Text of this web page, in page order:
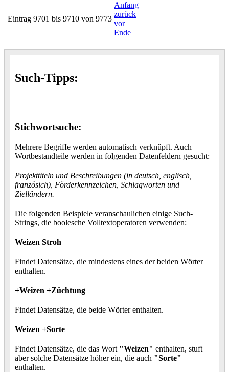
Eintrag 9701 bis 9710 von 9773
Anfang
zurück
vor
Ende
Such-Tipps:
Stichwortsuche:
Mehrere Begriffe werden automatisch verknüpft. Auch
Wortbestandteile werden in folgenden Datenfeldern gesucht:
Projekttiteln und Beschreibungen (in deutsch, englisch,
französich), Förderkennzeichen, Schlagworten und
Zielländern.
Die folgenden Beispiele veranschaulichen einige Such-
Strings, die boolesche Volltextoperatoren verwenden:
Weizen Stroh
Findet Datensätze, die mindestens eines der beiden Wörter
enthalten.
+Weizen +Züchtung
Findet Datensätze, die beide Wörter enthalten.
Weizen +Sorte
Findet Datensätze, die das Wort "Weizen" enthalten, stuft
aber solche Datensätze höher ein, die auch "Sorte"
enthalten.